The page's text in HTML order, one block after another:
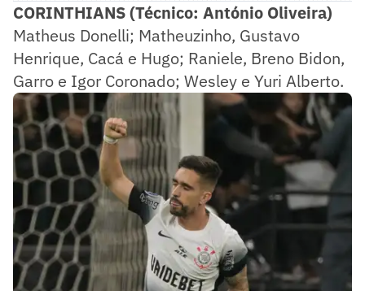
CORINTHIANS (Técnico: António Oliveira)
Matheus Donelli; Matheuzinho, Gustavo
Henrique, Cacá e Hugo; Raniele, Breno Bidon,
Garro e Igor Coronado; Wesley e Yuri Alberto.